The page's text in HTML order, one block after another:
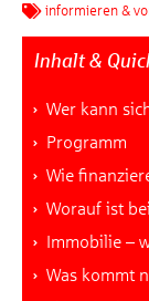
informieren &
Inhalt &
Wer kann
Programm
Wie
Worauf ist
Immobilie –
Was kommt